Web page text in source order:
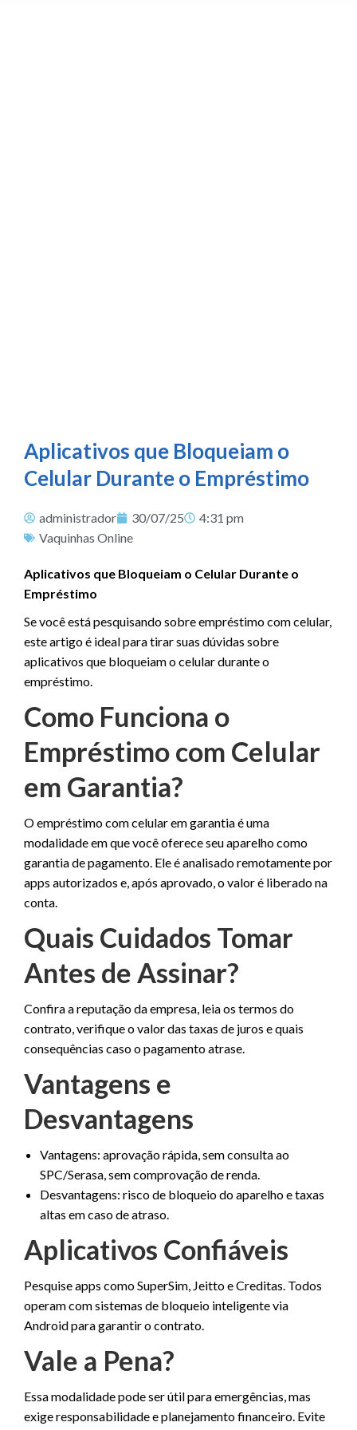
Aplicativos que Bloqueiam o
Celular Durante o Empréstimo
administrador 30/07/25
4:31 pm
Vaquinhas Online
Aplicativos que Bloqueiam o Celular Durante o
Empréstimo
Se você está pesquisando sobre empréstimo com celular,
este artigo é ideal para tirar suas dúvidas sobre
aplicativos que bloqueiam o celular durante o
empréstimo.
Como Funciona o
Empréstimo com Celular
em Garantia?
O empréstimo com celular em garantia é uma
modalidade em que você oferece seu aparelho como
garantia de pagamento. Ele é analisado remotamente por
apps autorizados e, após aprovado, o valor é liberado na
conta.
Quais Cuidados Tomar
Antes de Assinar?
Confira a reputação da empresa, leia os termos do
contrato, verifique o valor das taxas de juros e quais
consequências caso o pagamento atrase.
Vantagens e
Desvantagens
Vantagens: aprovação rápida, sem consulta ao
SPC/Serasa, sem comprovação de renda.
Desvantagens: risco de bloqueio do aparelho e taxas
altas em caso de atraso.
Aplicativos Confiáveis
Pesquise apps como SuperSim, Jeitto e Creditas. Todos
operam com sistemas de bloqueio inteligente via
Android para garantir o contrato.
Vale a Pena?
Essa modalidade pode ser útil para emergências, mas
exige responsabilidade e planejamento financeiro. Evite